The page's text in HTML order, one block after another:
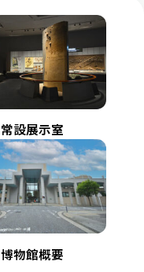
常設展示室
博物館概要